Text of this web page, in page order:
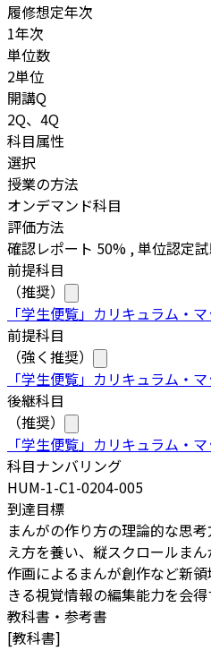
履修想定年次
1年次
単位数
2単位
開講Q
2Q、4Q
科目属性
選択
授業の方法
オンデマンド科目
評価方法
確認レポート 50% , 単位認定
前提科目
（推奨）
「学生便覧」カリキュラム・
前提科目
（強く推奨）
「学生便覧」カリキュラム・
後継科目
（推奨）
「学生便覧」カリキュラム・
科目ナンバリング
HUM-1-C1-0204-005
到達目標
まんがの作り方の理論的な思
え方を養い、縦スクロールま
作画によるまんが創作など新
きる視覚情報の編集能力を会得
教科書・参考書
[教科書]